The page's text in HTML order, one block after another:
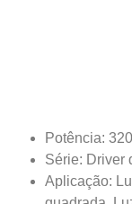
Potência:
Série: Driver
Aplicação: